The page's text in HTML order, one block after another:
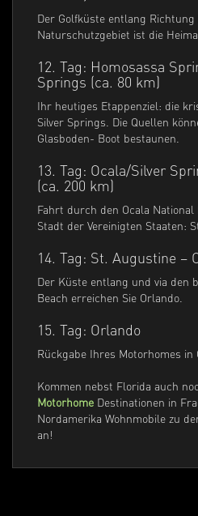
Der Golfküste entlang Richtung
Naturschutzgebiet ist die
12. Tag: Homosassa
Springs (ca. 80 km)
Ihr heutiges Etappenziel: die
Silver Springs. Die Quellen
Glasboden- Boot bestaunen.
13. Tag: Ocala/Silver
(ca. 200 km)
Fahrt durch den Ocala
Stadt der Vereinigten Staaten:
14. Tag: St. Augustine –
Der Küste entlang und via den
Beach erreichen Sie Orlando.
15. Tag: Orlando
Rückgabe Ihres Motorhomes in
Kommen nebst Florida auch
Motorhome Destinationen in
Nordamerika Wohnmobile zu
an!